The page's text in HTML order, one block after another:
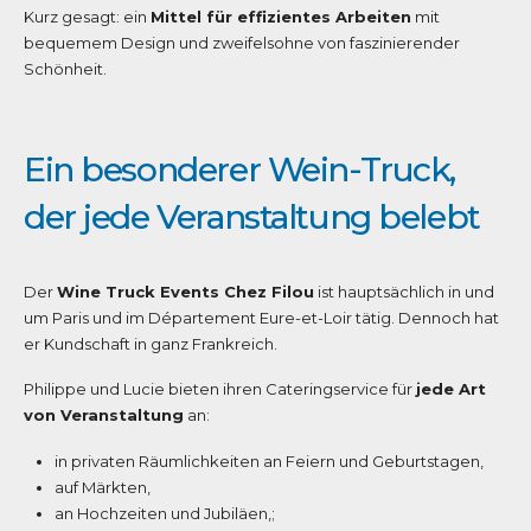
Kurz gesagt: ein Mittel für effizientes Arbeiten mit
bequemem Design und zweifelsohne von faszinierender
Schönheit.
Ein besonderer Wein-Truck,
der jede Veranstaltung belebt
DerWine Truck Events Chez Filou ist hauptsächlich in und
um Paris und im Département Eure-et-Loir tätig. Dennoch hat
er Kundschaft in ganz Frankreich.
Philippe und Lucie bieten ihren Cateringservice für jede Art
von Veranstaltung an:
in privaten Räumlichkeiten an Feiern und Geburtstagen,
auf Märkten,
an Hochzeiten und Jubiläen,;